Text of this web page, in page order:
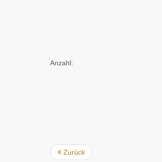
Anzahl:
Zurück